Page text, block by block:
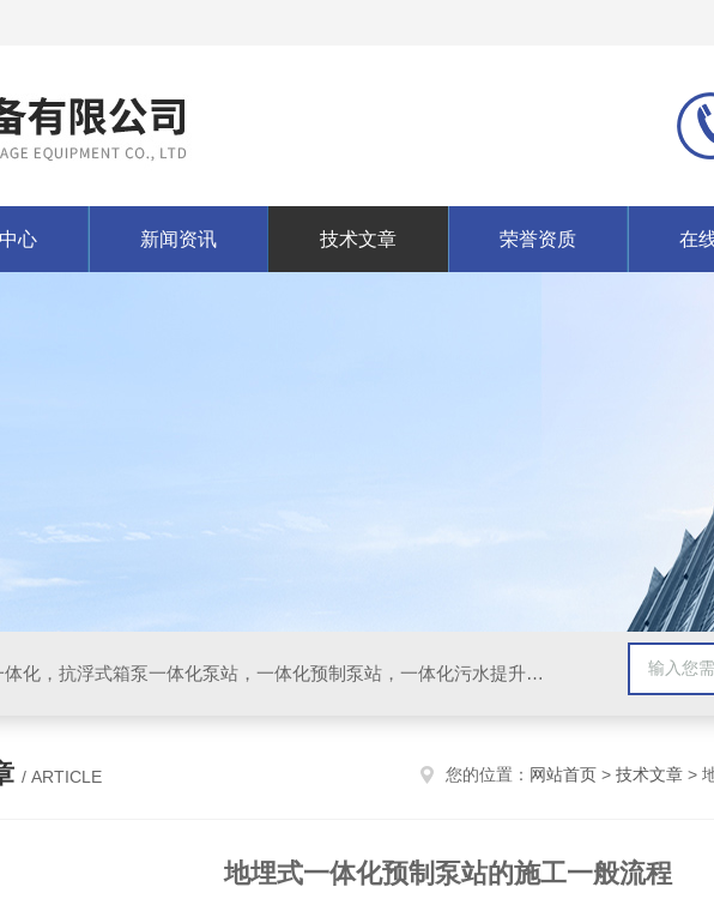
心 新闻资讯 技术文章 荣誉资质 在
箱泵一体化，地埋式箱泵一体化，抗浮式箱泵一体化泵站，一体化预制泵站，一体化污水提升泵站，玻璃钢一体化提升泵站，地埋式雨污水提升泵站
/ ARTICLE 您的位置： 网站首页 > 技术文章 >
地埋式一体化预制泵站的施工一般流程